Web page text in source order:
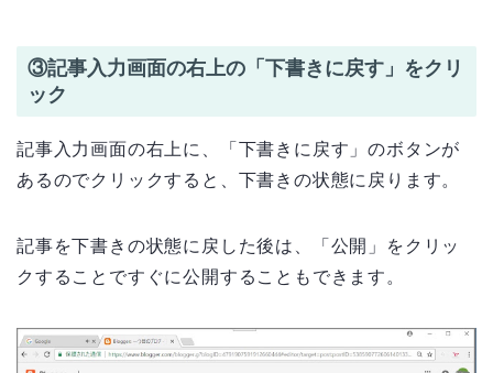
③記事入力画面の右上の「下書きに戻す」をクリ
ック
記事入力画面の右上に、「下書きに戻す」のボタンが
あるのでクリックすると、下書きの状態に戻ります。
記事を下書きの状態に戻した後は、「公開」をクリッ
クすることですぐに公開することもできます。